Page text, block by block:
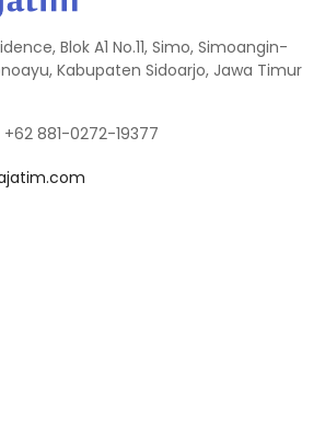
Blok A1 No.11, Simo, Simoangin-
Kabupaten Sidoarjo, Jawa Timur
+62 881-0272-19377